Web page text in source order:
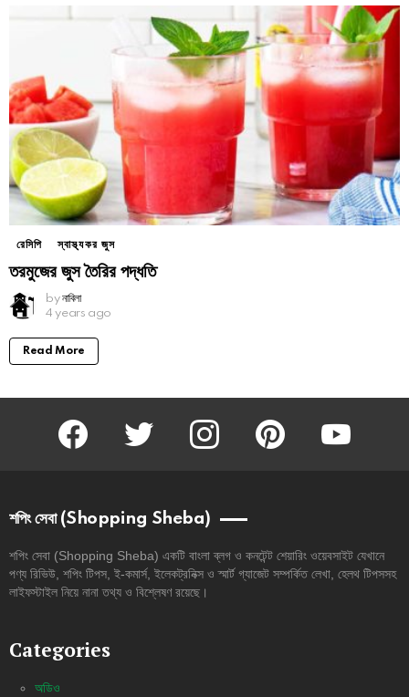
রেসিপি স্বাস্থ্যকর জুস
তরমুজের জুস তৈরির পদ্ধতি
by নাবিলা
4 years ago
Read More
facebook twitter instagram pinterest
শপিং সেবা (Shopping Sheba)
শপিং সেবা (Shopping Sheba) একটি বাংলা ব্লগ ও কনটেন্ট শেয়ারিং ওয়েবসাইট যেখানে
পণ্য রিভিউ, শপিং টিপস, ই-কমার্স, ইলেকট্রনিক্স ও স্মার্ট গ্যাজেট সম্পর্কিত লেখা, হেলথ টিপসসহ
লাইফস্টাইল নিয়ে নানা তথ্য ও বিশ্লেষণ রয়েছে।
Categories
অডিও